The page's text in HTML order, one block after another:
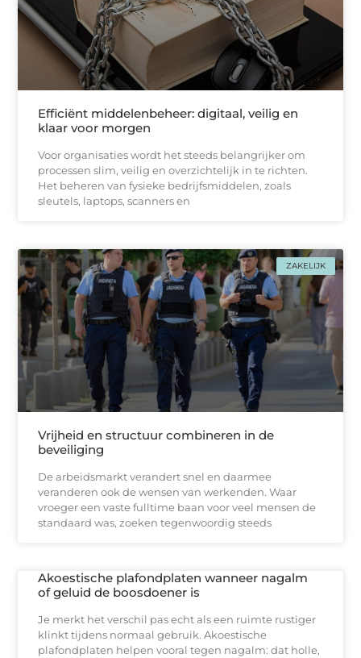
Efficiënt middelenbeheer: digitaal, veilig en
klaar voor morgen
Voor organisaties wordt het steeds belangrijker om
processen slim, veilig en overzichtelijk in te richten.
Het beheren van fysieke bedrijfsmiddelen, zoals
sleutels, laptops, scanners en
ZAKELIJK
Vrijheid en structuur combineren in de
beveiliging
De arbeidsmarkt verandert snel en daarmee
veranderen ook de wensen van werkenden. Waar
vroeger een vaste fulltime baan voor veel mensen de
standaard was, zoeken tegenwoordig steeds
Akoestische plafondplaten wanneer nagalm
of geluid de boosdoener is
Je merkt het verschil pas echt als een ruimte rustiger
klinkt tijdens normaal gebruik. Akoestische
plafondplaten helpen vooral tegen nagalm: dat holle,